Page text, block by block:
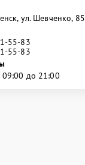
ул. Шевченко, 85
55-83
55-83
09:00 до 21:00